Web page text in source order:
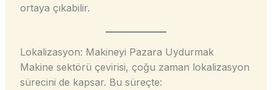
ortaya çıkabilir.
Lokalizasyon: Makineyi Pazara Uydurmak
Makine sektörü çevirisi, çoğu zaman lokalizasyon
sürecini de kapsar. Bu süreçte: